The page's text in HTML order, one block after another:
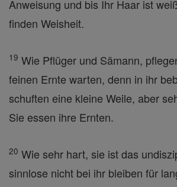
Anweisung und bis Ihr Haar ist
finden Weisheit.
19 Wie Pflüger und Sämann,
feinen Ernte warten, denn in ihr
schuften eine kleine Weile, aber
Sie essen ihre Ernten.
20 Wie sehr hart, sie ist das
sinnlose nicht bei ihr bleiben für